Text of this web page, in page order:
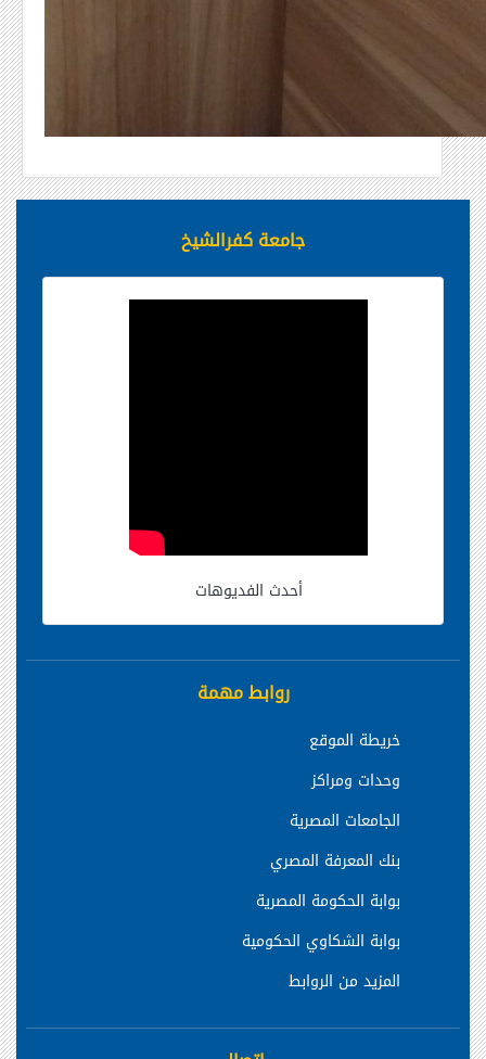
جامعة كفرالشيخ
أحدث الفديوهات
روابط مهمة
خريطة الموقع
وحدات ومراكز
الجامعات المصرية
بنك المعرفة المصري
بوابة الحكومة المصرية
بوابة الشكاوي الحكومية
المزيد من الروابط